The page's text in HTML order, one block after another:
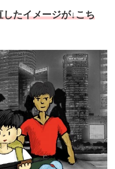
たイメージが↓こち